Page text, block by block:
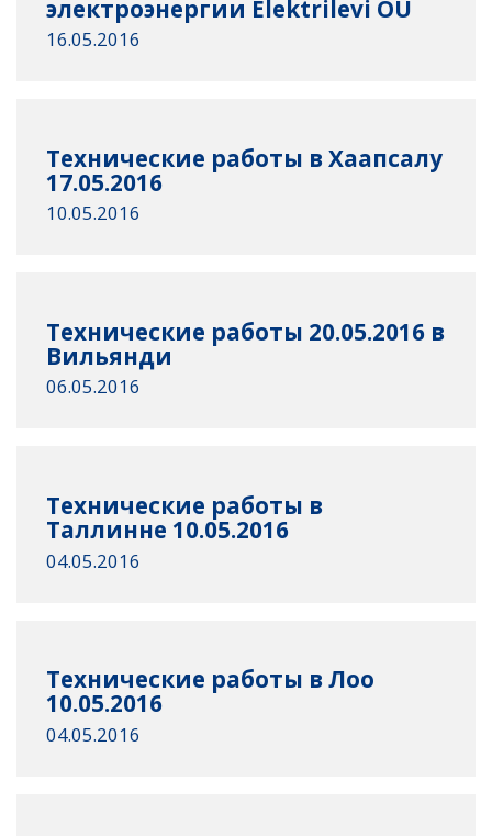
электроэнергии Elektrilevi OÜ
16.05.2016
Технические работы в Хаапсалу
17.05.2016
10.05.2016
Технические работы 20.05.2016 в
Вильянди
06.05.2016
Технические работы в
Таллинне 10.05.2016
04.05.2016
Технические работы в Лоо
10.05.2016
04.05.2016